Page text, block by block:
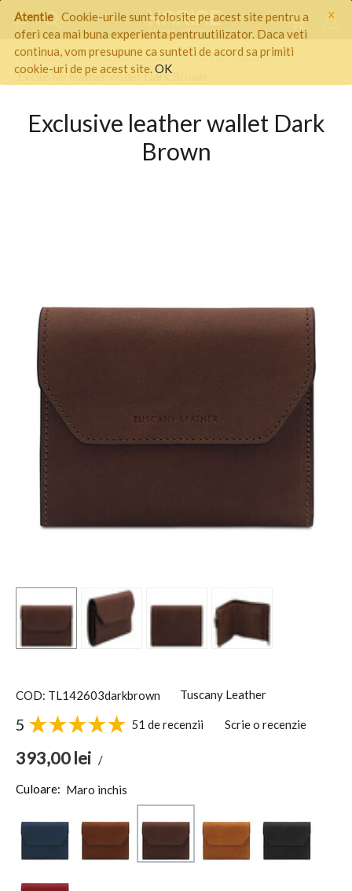
×
Atentie Cookie-urile sunt folosite pe acest site pentru a
oferi cea mai buna experienta pentruutilizator. Daca veti
continua, vom presupune ca sunteti de acord sa primiti
cookie-uri de pe acest site.OK
Pagina start / ACCESORII / Portofele barbatesti
Exclusive leather wallet Dark Brown
Exclusive leather wallet Dark
Brown
COD: TL142603darkbrown Tuscany Leather
5 51 de recenzii Scrie o recenzie
393,00lei /
Culoare: Maro inchis